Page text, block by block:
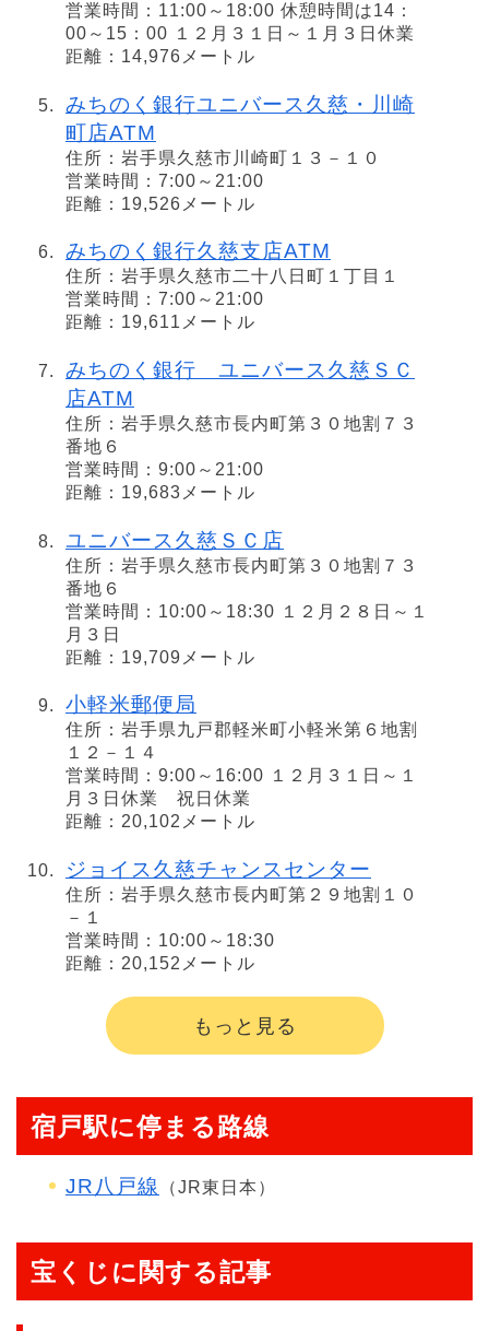
営業時間：11:00～18:00 休憩時間は14：
00～15：00 １２月３１日～１月３日休業
距離：14,976メートル
みちのく銀行ユニバース久慈・川崎
町店ATM
住所：岩手県久慈市川崎町１３－１０
営業時間：7:00～21:00
距離：19,526メートル
みちのく銀行久慈支店ATM
住所：岩手県久慈市二十八日町１丁目１
営業時間：7:00～21:00
距離：19,611メートル
みちのく銀行 ユニバース久慈ＳＣ
店ATM
住所：岩手県久慈市長内町第３０地割７３
番地６
営業時間：9:00～21:00
距離：19,683メートル
ユニバース久慈ＳＣ店
住所：岩手県久慈市長内町第３０地割７３
番地６
営業時間：10:00～18:30 １２月２８日～１
月３日
距離：19,709メートル
小軽米郵便局
住所：岩手県九戸郡軽米町小軽米第６地割
１２－１４
営業時間：9:00～16:00 １２月３１日～１
月３日休業 祝日休業
距離：20,102メートル
ジョイス久慈チャンスセンター
住所：岩手県久慈市長内町第２９地割１０
－１
営業時間：10:00～18:30
距離：20,152メートル
もっと見る
宿戸駅に停まる路線
JR八戸線 （JR東日本）
宝くじに関する記事